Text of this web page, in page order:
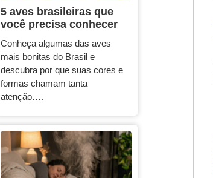
5 aves brasileiras que
você precisa conhecer
Conheça algumas das aves
mais bonitas do Brasil e
descubra por que suas cores e
formas chamam tanta
atenção….